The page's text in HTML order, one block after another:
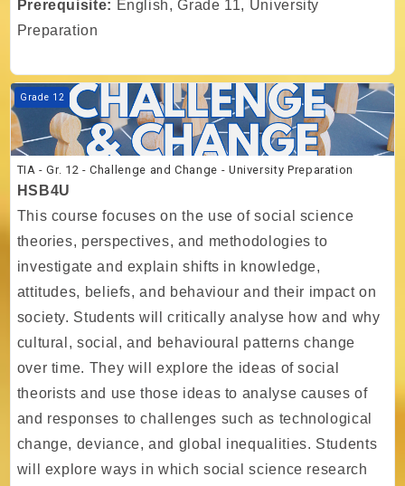
Prerequisite: English, Grade 11, University
Preparation
Kurs Görseli TIA - Gr. 12 - Challenge and Change - University
Grade 12
TIA - Gr. 12 - Challenge and Change - University Preparation
HSB4U
This course focuses on the use of social science
theories, perspectives, and methodologies to
investigate and explain shifts in knowledge,
attitudes, beliefs, and behaviour and their impact on
society. Students will critically analyse how and why
cultural, social, and behavioural patterns change
over time. They will explore the ideas of social
theorists and use those ideas to analyse causes of
and responses to challenges such as technological
change, deviance, and global inequalities. Students
will explore ways in which social science research